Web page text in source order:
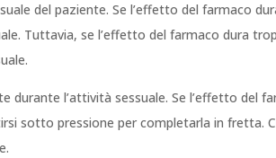
del paziente. Se l’effetto del farmaco
Tuttavia, se l’effetto del farmaco dura
durante l’attività sessuale. Se l’effetto del
sotto pressione per completarla in fretta.